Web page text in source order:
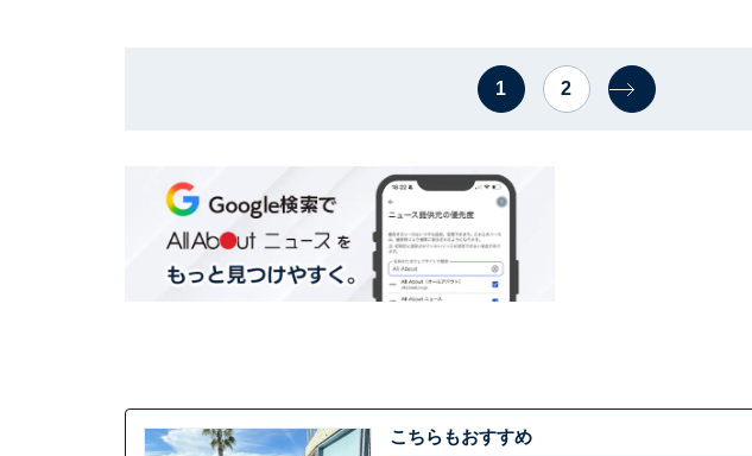
1 2
こちらもおすすめ